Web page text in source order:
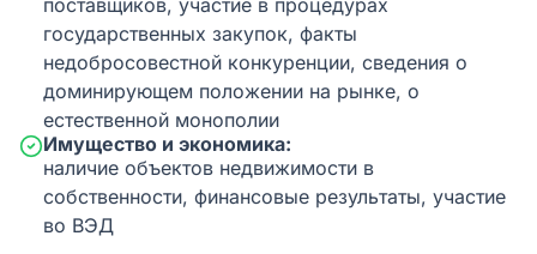
поставщиков, участие в процедурах
государственных закупок, факты
недобросовестной конкуренции, сведения о
доминирующем положении на рынке, о
естественной монополии
Имущество и экономика:
наличие объектов недвижимости в
собственности, финансовые результаты, участие
во ВЭД